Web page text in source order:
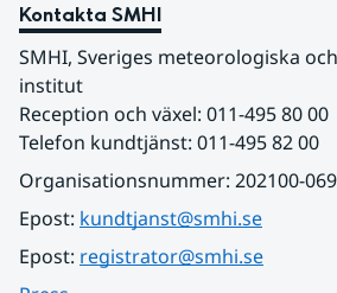
Kontakta SMHI
SMHI, Sveriges meteorologiska
institut
Reception och växel: 011-495 80 00
Telefon kundtjänst: 011-495 82 00
Organisationsnummer: 202100-
Epost: kundtjanst@smhi.se
Epost: registrator@smhi.se